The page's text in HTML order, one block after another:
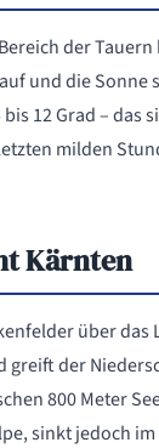
der
und die Sonne
12 Grad – das
milden
Kärnten
über das
greift der
800 Meter
sinkt jedoch